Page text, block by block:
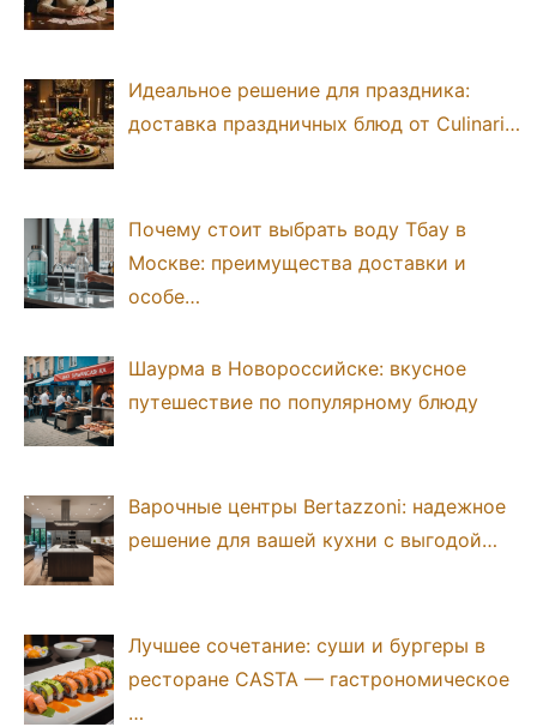
Идеальное решение для праздника:
доставка праздничных блюд от Culinari…
Почему стоит выбрать воду Тбау в
Москве: преимущества доставки и
особе…
Шаурма в Новороссийске: вкусное
путешествие по популярному блюду
Варочные центры Bertazzoni: надежное
решение для вашей кухни с выгодой…
Лучшее сочетание: суши и бургеры в
ресторане CASTA — гастрономическое
…